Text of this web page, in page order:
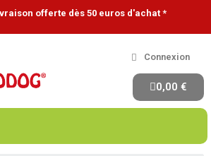
offerte dès 50 euros d'achat *
Connexion
0,00 €